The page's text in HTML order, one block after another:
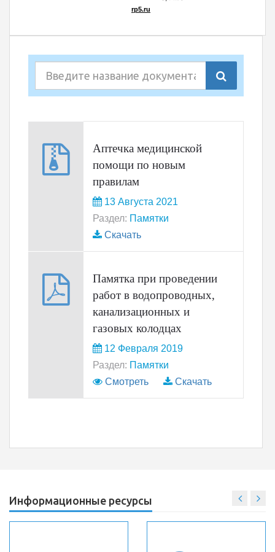
Аптечка медицинской
помощи по новым
правилам
13 Августа 2021
Раздел: Памятки
Скачать
Памятка при проведении
работ в водопроводных,
канализационных и
газовых колодцах
12 Февраля 2019
Раздел: Памятки
Смотреть
Скачать
Информационные ресурсы